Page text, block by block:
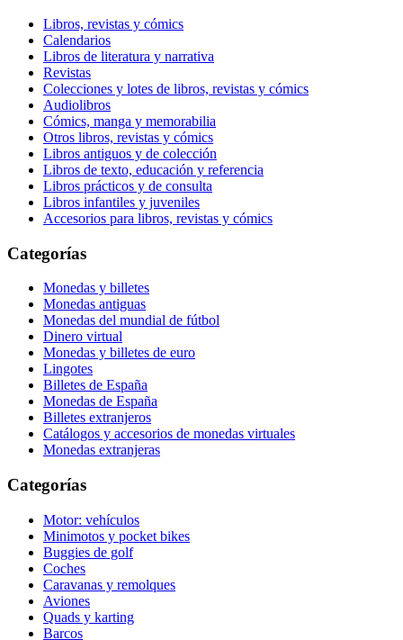
Libros, revistas y cómics
Calendarios
Libros de literatura y narrativa
Revistas
Colecciones y lotes de libros, revistas y cómics
Audiolibros
Cómics, manga y memorabilia
Otros libros, revistas y cómics
Libros antiguos y de colección
Libros de texto, educación y referencia
Libros prácticos y de consulta
Libros infantiles y juveniles
Accesorios para libros, revistas y cómics
Categorías
Monedas y billetes
Monedas antiguas
Monedas del mundial de fútbol
Dinero virtual
Monedas y billetes de euro
Lingotes
Billetes de España
Monedas de España
Billetes extranjeros
Catálogos y accesorios de monedas virtuales
Monedas extranjeras
Categorías
Motor: vehículos
Minimotos y pocket bikes
Buggies de golf
Coches
Caravanas y remolques
Aviones
Quads y karting
Barcos